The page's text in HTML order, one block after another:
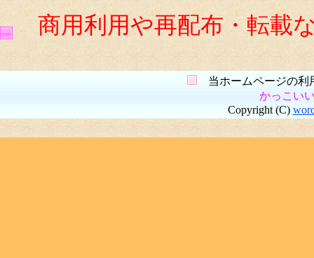
商用利用や再配布・転載
当ホームページの利
かっこい
Copyright (C)